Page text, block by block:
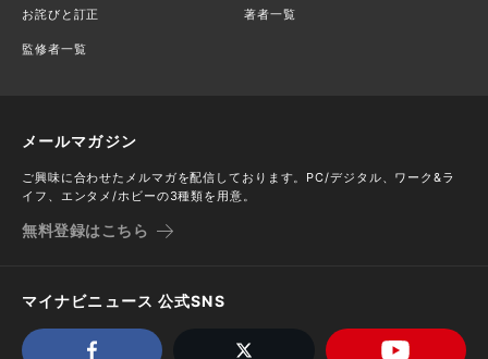
お詫びと訂正 著者一覧
監修者一覧
メールマガジン
ご興味に合わせたメルマガを配信しております。PC/デジタル、ワーク&ラ
イフ、エンタメ/ホビーの3種類を用意。
無料登録はこちら
マイナビニュース 公式SNS